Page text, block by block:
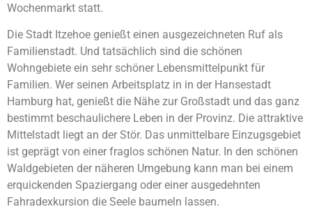
Wochenmarkt statt.
Die Stadt Itzehoe genießt einen ausgezeichneten Ruf als
Familienstadt. Und tatsächlich sind die schönen
Wohngebiete ein sehr schöner Lebensmittelpunkt für
Familien. Wer seinen Arbeitsplatz in in der Hansestadt
Hamburg hat, genießt die Nähe zur Großstadt und das ganz
bestimmt beschaulichere Leben in der Provinz. Die attraktive
Mittelstadt liegt an der Stör. Das unmittelbare Einzugsgebiet
ist geprägt von einer fraglos schönen Natur. In den schönen
Waldgebieten der näheren Umgebung kann man bei einem
erquickenden Spaziergang oder einer ausgedehnten
Fahradexkursion die Seele baumeln lassen.